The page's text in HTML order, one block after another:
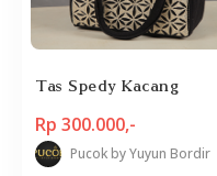
Tas Spedy Kacang
Rp 300.000,-
Pucok by Yuyun Bordir